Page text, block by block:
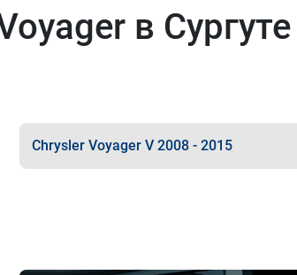
в Сургуте
Chrysler Voyager V 2008 - 2015